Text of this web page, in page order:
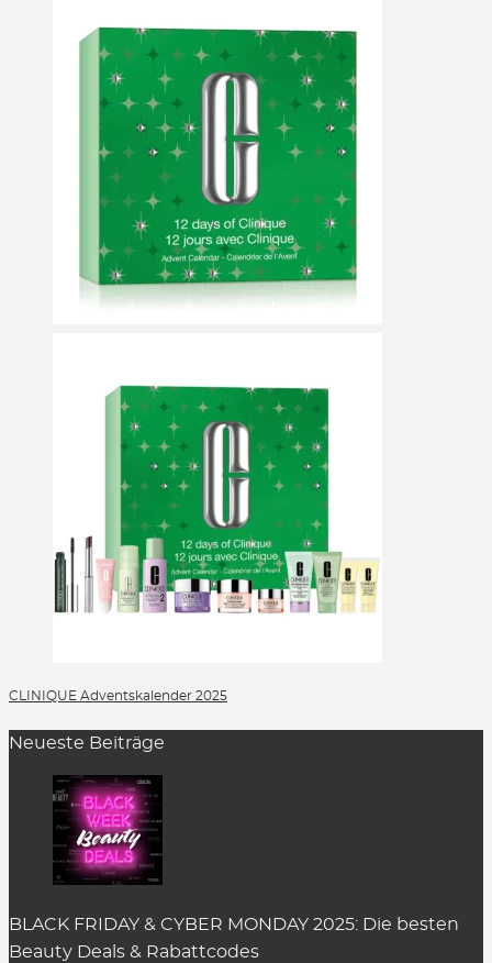
CLINIQUE Adventskalender 2025
Neueste Beiträge
BLACK FRIDAY & CYBER MONDAY 2025: Die besten
Beauty Deals & Rabattcodes